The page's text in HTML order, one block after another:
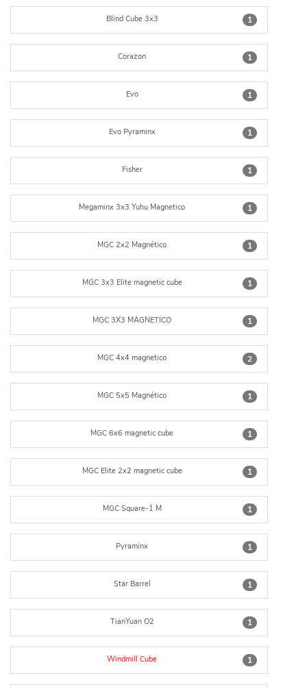
1
Blind Cube 3x3
1
Corazon
1
Evo
1
Evo Pyraminx
1
Fisher
1
Megaminx 3x3 Yuhu Magnetico
1
MGC 2x2 Magnético
1
MGC 3x3 Elite magnetic cube
1
MGC 3X3 MAGNETICO
2
MGC 4x4 magnetico
1
MGC 5x5 Magnético
1
MGC 6x6 magnetic cube
1
MGC Elite 2x2 magnetic cube
1
MGC Square-1 M
1
Pyraminx
1
Star Barrel
1
TianYuan O2
1
Windmill Cube